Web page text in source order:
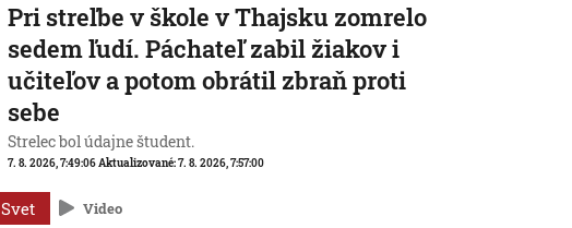
Pri streľbe v škole v Thajsku zomrelo
sedem ľudí. Páchateľ zabil žiakov i
učiteľov a potom obrátil zbraň proti
sebe
Strelec bol údajne študent.
7. 8. 2026, 7:49:06Aktualizované:7. 8. 2026, 7:57:00
Svet Video